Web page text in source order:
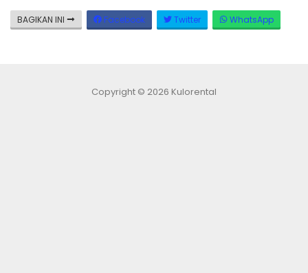
BAGIKAN INI Facebook Twitter WhatsApp
Copyright © 2026 Kulorental